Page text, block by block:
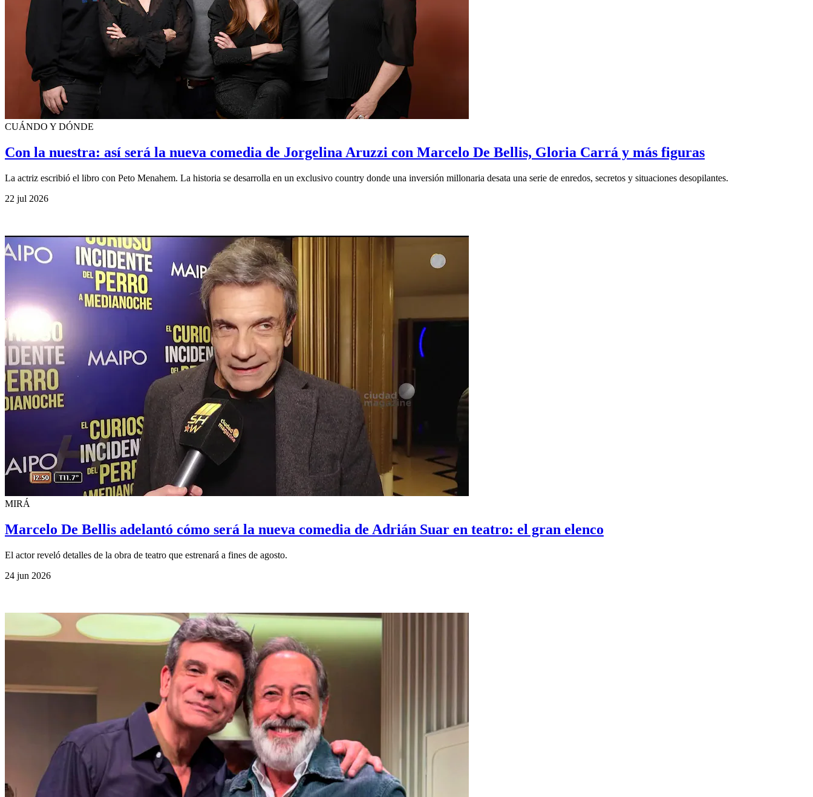
CUÁNDO Y DÓNDE
Con la nuestra: así será la nueva comedia de Jorgelina Aruzzi con Marcelo De Bellis, Gloria Carrá y más figuras
La actriz escribió el libro con Peto Menahem. La historia se desarrolla en un exclusivo country donde una inversión millonaria desata una serie de enredos, secretos y situaciones desopilantes.
22 jul 2026
MIRÁ
Marcelo De Bellis adelantó cómo será la nueva comedia de Adrián Suar en teatro: el gran elenco
El actor reveló detalles de la obra de teatro que estrenará a fines de agosto.
24 jun 2026